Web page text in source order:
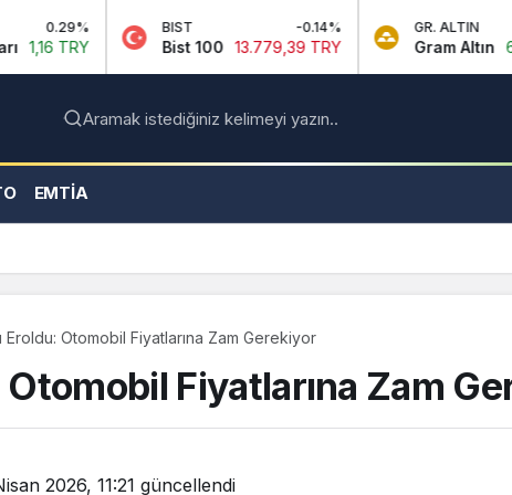
BIST -0.14%
Bist 100 13.779,39 TRY
GR. ALTIN 2.59%
Gram Altın 6.660,55 TRY
Aramak istediğiniz kelimeyi yazın..
EMTIA
Eroldu: Otomobil Fiyatlarına Zam Gerekiyor
Otomobil Fiyatlarına Zam
2026, 11:21 güncellendi